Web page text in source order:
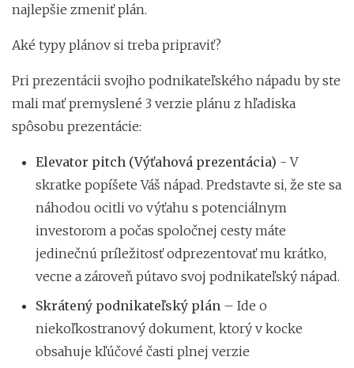
najlepšie zmeniť plán.
Aké typy plánov si treba pripraviť?
Pri prezentácii svojho podnikateľského nápadu by ste
mali mať premyslené 3 verzie plánu z hľadiska
spôsobu prezentácie:
Elevator pitch (Výťahová prezentácia) - V
skratke popíšete Váš nápad. Predstavte si, že ste sa
náhodou ocitli vo výťahu s potenciálnym
investorom a počas spoločnej cesty máte
jedinečnú príležitosť odprezentovať mu krátko,
vecne a zároveň pútavo svoj podnikateľský nápad.
Skrátený podnikateľský plán – Ide o
niekoľkostranový dokument, ktorý v kocke
obsahuje kľúčové časti plnej verzie